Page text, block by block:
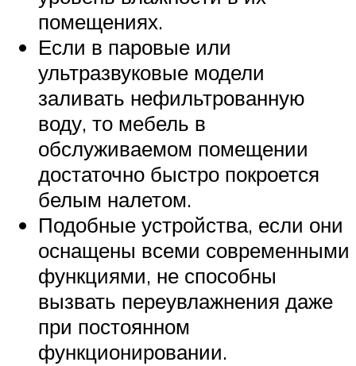
помещениях.
Если в паровые или
ультразвуковые модели
заливать нефильтрованную
воду, то мебель в
обслуживаемом помещении
достаточно быстро покроется
белым налетом.
Подобные устройства, если они
оснащены всеми современными
функциями, не способны
вызвать переувлажнения даже
при постоянном
функционировании.